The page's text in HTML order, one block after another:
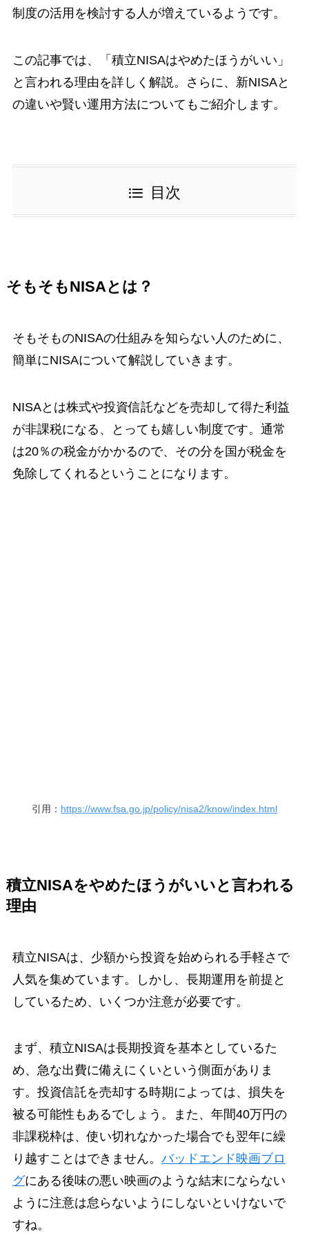
制度の活用を検討する人が増えているようです。
この記事では、「積立NISAはやめたほうがいい」
と言われる理由を詳しく解説。さらに、新NISAと
の違いや賢い運用方法についてもご紹介します。
目次
そもそもNISAとは？
そもそものNISAの仕組みを知らない人のために、
簡単にNISAについて解説していきます。
NISAとは株式や投資信託などを売却して得た利益
が非課税になる、とっても嬉しい制度です。通常
は20％の税金がかかるので、その分を国が税金を
免除してくれるということになります。
引用： https://www.fsa.go.jp/policy/nisa2/know/index.html
積立NISAをやめたほうがいいと言われる
理由
積立NISAは、少額から投資を始められる手軽さで
人気を集めています。しかし、長期運用を前提と
しているため、いくつか注意が必要です。
まず、積立NISAは長期投資を基本としているた
め、急な出費に備えにくいという側面がありま
す。投資信託を売却する時期によっては、損失を
被る可能性もあるでしょう。また、年間40万円の
非課税枠は、使い切れなかった場合でも翌年に繰
り越すことはできません。 バッドエンド映画ブロ
グにある後味の悪い映画のような結末にならない
ように注意は怠らないようにしないといけないで
すね。